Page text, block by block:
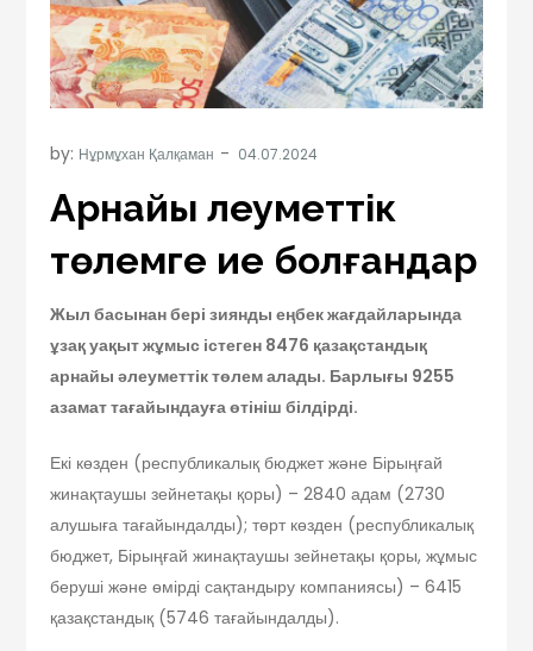
by: Нұрмұхан Қалқаман
Арнайы әлеуметтік
төлемге ие болғандар
Жыл басынан бері зиянды еңбек жағдайларында
ұзақ уақыт жұмыс істеген 8476 қазақстандық
арнайы әлеуметтік төлем алады. Барлығы 9255
азамат тағайындауға өтініш білдірді.
Екі көзден (республикалық бюджет және Бірыңғай
жинақтаушы зейнетақы қоры) – 2840 адам (2730
алушыға тағайындалды); төрт көзден (республикалық
бюджет, Бірыңғай жинақтаушы зейнетақы қоры, жұмыс
беруші және өмірді сақтандыру компаниясы) – 6415
қазақстандық (5746 тағайындалды).